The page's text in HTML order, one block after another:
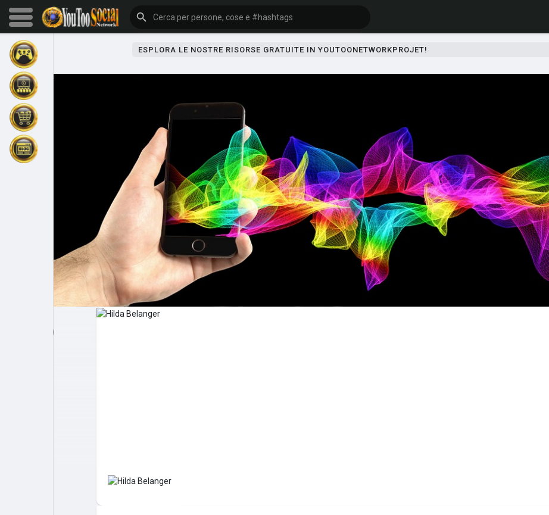
Sfoglia gli eventi
Esplorare
Post popolari Giochi
ESPLORA LE NOSTRE RISORSE GRATUITE IN YOUTOONETWORKPROJET!